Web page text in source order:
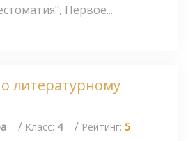
Первое...
литературному
/ Класс: 4 / Рейтинг: 5